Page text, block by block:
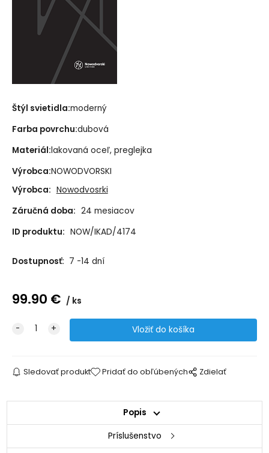
Štýl svietidla:moderný
Farba povrchu:dubová
Materiál:lakovaná oceľ, preglejka
Výrobca:NOWODVORSKI
Výrobca: Nowodvosrki
Záručná doba: 24 mesiacov
ID produktu: NOW/IKAD/4174
Dostupnosť: 7 -14 dní
99.90 € ks
Sledovať produkt Pridať do obľúbených Zdielať
Popis
Príslušenstvo